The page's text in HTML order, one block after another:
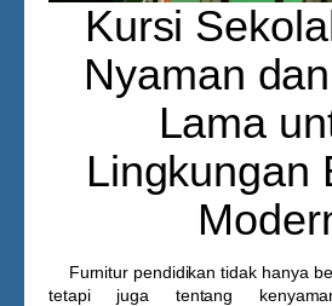
Kursi
Nyaman
Lama
Lingkungan
Furnitur pendidikan tidak hanya
tetapi juga tentang